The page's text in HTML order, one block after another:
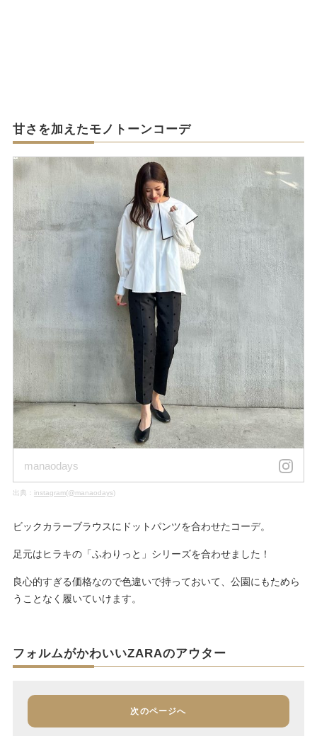
甘さを加えたモノトーンコーデ
manaodays
出典： instagram(@manaodays)
ビックカラーブラウスにドットパンツを合わせたコーデ。
足元はヒラキの「ふわりっと」シリーズを合わせました！
良心的すぎる価格なので色違いで持っておいて、公園にもためら
うことなく履いていけます。
フォルムがかわいいZARAのアウター
次のページへ